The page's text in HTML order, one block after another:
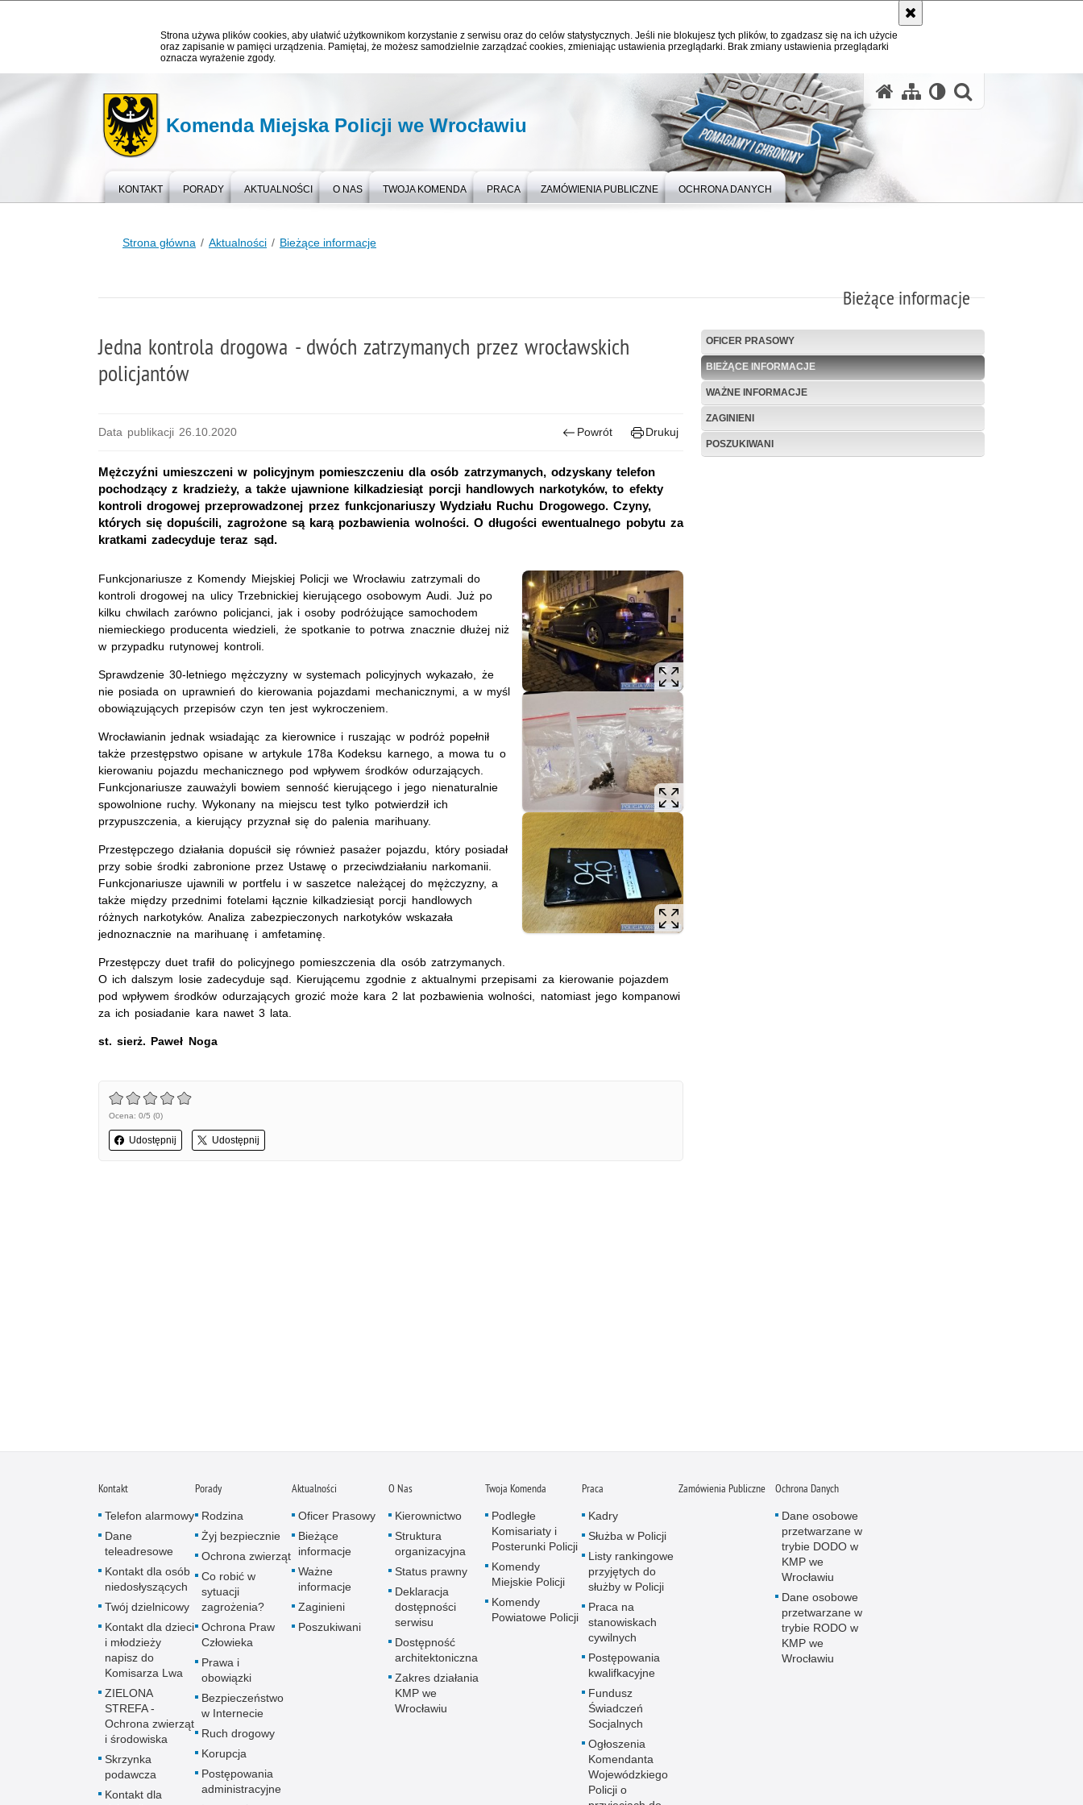
Strona używa plików cookies, aby ułatwić użytkownikom korzystanie z serwisu oraz do celów statystycznych. Jeśli nie blokujesz tych plików, to zgadzasz się na ich użycie
oraz zapisanie w pamięci urządzenia. Pamiętaj, że możesz samodzielnie zarządzać cookies, zmieniając ustawienia przeglądarki. Brak zmiany ustawienia przeglądarki
oznacza wyrażenie zgody.
Komenda Miejska Policji we Wrocławiu
KONTAKT PORADY AKTUALNOŚCI O NAS TWOJA KOMENDA PRACA ZAMÓWIENIA PUBLICZNE OCHRONA DANYCH
Strona główna Aktualności Bieżące informacje
Bieżące informacje
Jedna kontrola drogowa - dwóch zatrzymanych przez wrocławskich
policjantów
Data publikacji 26.10.2020 Powrót Drukuj
Mężczyźni umieszczeni w policyjnym pomieszczeniu dla osób zatrzymanych, odzyskany telefon
pochodzący z kradzieży, a także ujawnione kilkadziesiąt porcji handlowych narkotyków, to efekty
kontroli drogowej przeprowadzonej przez funkcjonariuszy Wydziału Ruchu Drogowego. Czyny,
których się dopuścili, zagrożone są karą pozbawienia wolności. O długości ewentualnego pobytu za
kratkami zadecyduje teraz sąd.
Funkcjonariusze z Komendy Miejskiej Policji we Wrocławiu zatrzymali do
kontroli drogowej na ulicy Trzebnickiej kierującego osobowym Audi. Już po
kilku chwilach zarówno policjanci, jak i osoby podróżujące samochodem
niemieckiego producenta wiedzieli, że spotkanie to potrwa znacznie dłużej niż
w przypadku rutynowej kontroli.
Sprawdzenie 30-letniego mężczyzny w systemach policyjnych wykazało, że
nie posiada on uprawnień do kierowania pojazdami mechanicznymi, a w myśl
obowiązujących przepisów czyn ten jest wykroczeniem.
Wrocławianin jednak wsiadając za kierownice i ruszając w podróż popełnił
także przestępstwo opisane w artykule 178a Kodeksu karnego, a mowa tu o
kierowaniu pojazdu mechanicznego pod wpływem środków odurzających.
Funkcjonariusze zauważyli bowiem senność kierującego i jego nienaturalnie
spowolnione ruchy. Wykonany na miejscu test tylko potwierdził ich
przypuszczenia, a kierujący przyznał się do palenia marihuany.
Przestępczego działania dopuścił się również pasażer pojazdu, który posiadał
przy sobie środki zabronione przez Ustawę o przeciwdziałaniu narkomanii.
Funkcjonariusze ujawnili w portfelu i w saszetce należącej do mężczyzny, a
także między przednimi fotelami łącznie kilkadziesiąt porcji handlowych
różnych narkotyków. Analiza zabezpieczonych narkotyków wskazała
jednoznacznie na marihuanę i amfetaminę.
Przestępczy duet trafił do policyjnego pomieszczenia dla osób zatrzymanych.
O ich dalszym losie zadecyduje sąd. Kierującemu zgodnie z aktualnymi przepisami za kierowanie pojazdem
pod wpływem środków odurzających grozić może kara 2 lat pozbawienia wolności, natomiast jego kompanowi
za ich posiadanie kara nawet 3 lata.
st. sierż. Paweł Noga
Ocena: 0/5 (0)
Udostępnij Udostępnij
OFICER PRASOWY
BIEŻĄCE INFORMACJE
WAŻNE INFORMACJE
ZAGINIENI
POSZUKIWANI
Kontakt
Telefon alarmowy
Dane
teleadresowe
Kontakt dla osób
niedosłyszących
Twój dzielnicowy
Kontakt dla dzieci
i młodzieży
napisz do
Komisarza Lwa
ZIELONA
STREFA -
Ochrona zwierząt
i środowiska
Skrzynka
podawcza
Kontakt dla
Porady
Rodzina
Żyj bezpiecznie
Ochrona zwierząt
Co robić w
sytuacji
zagrożenia?
Ochrona Praw
Człowieka
Prawa i
obowiązki
Bezpieczeństwo
w Internecie
Ruch drogowy
Korupcja
Postępowania
administracyjne
Aktualności
Oficer Prasowy
Bieżące
informacje
Ważne
informacje
Zaginieni
Poszukiwani
O Nas
Kierownictwo
Struktura
organizacyjna
Status prawny
Deklaracja
dostępności
serwisu
Dostępność
architektoniczna
Zakres działania
KMP we
Wrocławiu
Twoja Komenda
Podległe
Komisariaty i
Posterunki Policji
Komendy
Miejskie Policji
Komendy
Powiatowe Policji
Praca
Kadry
Służba w Policji
Listy rankingowe
przyjętych do
służby w Policji
Praca na
stanowiskach
cywilnych
Postępowania
kwalifkacyjne
Fundusz
Świadczeń
Socjalnych
Ogłoszenia
Komendanta
Wojewódzkiego
Policji o
Zamówienia Publiczne Ochrona Danych
Dane osobowe
przetwarzane w
trybie DODO w
KMP we
Wrocławiu
Dane osobowe
przetwarzane w
trybie RODO w
KMP we
Wrocławiu